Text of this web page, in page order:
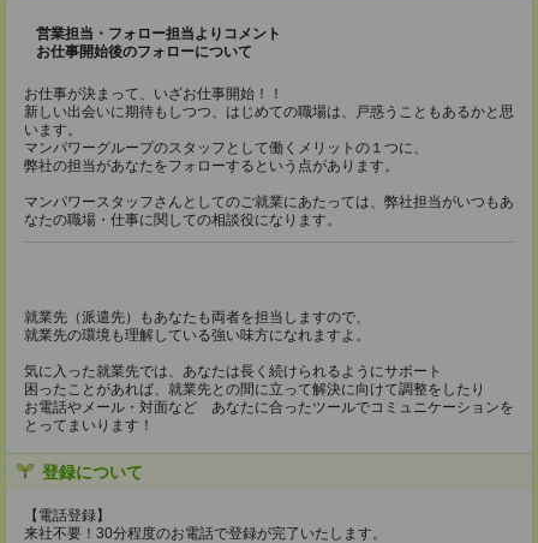
営業担当・フォロー担当よりコメント
お仕事開始後のフォローについて
お仕事が決まって、いざお仕事開始！！
新しい出会いに期待もしつつ、はじめての職場は、戸惑うこともあるかと思
います。
マンパワーグループのスタッフとして働くメリットの１つに、
弊社の担当があなたをフォローするという点があります。
マンパワースタッフさんとしてのご就業にあたっては、弊社担当がいつもあ
なたの職場・仕事に関しての相談役になります。
就業先（派遣先）もあなたも両者を担当しますので、
就業先の環境も理解している強い味方になれますよ。
気に入った就業先では、あなたは長く続けられるようにサポート
困ったことがあれば、就業先との間に立って解決に向けて調整をしたり
お電話やメール・対面など あなたに合ったツールでコミュニケーションを
とってまいります！
登録について
【電話登録】
来社不要！30分程度のお電話で登録が完了いたします。